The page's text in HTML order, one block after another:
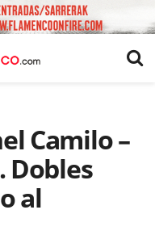
Camilo –
Dobles
al